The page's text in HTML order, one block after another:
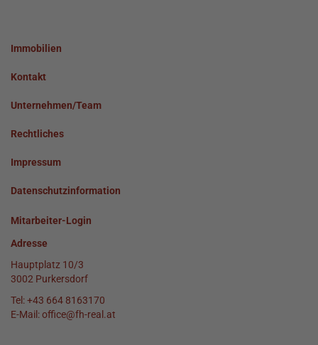
Immobilien
Kontakt
Unternehmen/Team
Rechtliches
Impressum
Datenschutzinformation
Mitarbeiter-Login
Adresse
Hauptplatz 10/3
3002 Purkersdorf
Tel:+43 664 8163170
E-Mail:office@fh-real.at